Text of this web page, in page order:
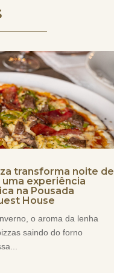
transforma noite de
experiência
na Pousada
House
o aroma da lenha
saindo do forno